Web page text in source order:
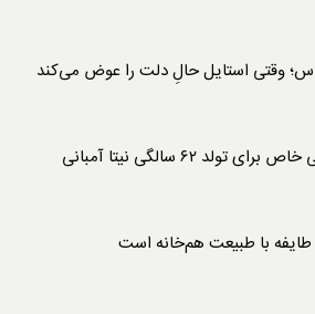
وقتی استایل حالِ دلت را عوض می‌کند
۶۲ سالگی نیتا آمبانی
طایفه با طبیعت هم‌خانه است